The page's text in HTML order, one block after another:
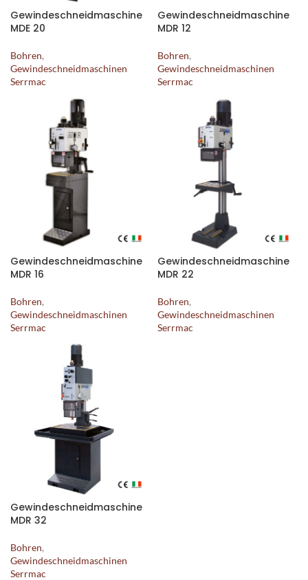
Gewindeschneidmaschine
MDE 20
Bohren,
Gewindeschneidmaschinen
Serrmac
Gewindeschneidmaschine
MDR 12
Bohren,
Gewindeschneidmaschinen
Serrmac
Gewindeschneidmaschine
MDR 16
Bohren,
Gewindeschneidmaschinen
Serrmac
Gewindeschneidmaschine
MDR 22
Bohren,
Gewindeschneidmaschinen
Serrmac
Gewindeschneidmaschine
MDR 32
Bohren,
Gewindeschneidmaschinen
Serrmac